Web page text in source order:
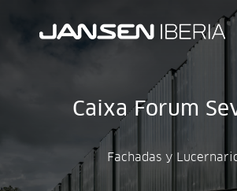
Caixa Forum
Fachadas y